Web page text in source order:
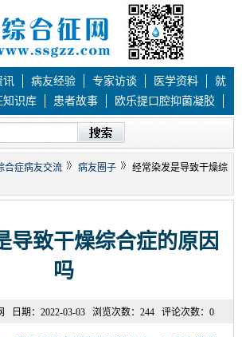
讯 病友经验 专家访谈 医学资料
就
知识库 患者故事 欧乐提口腔抑菌凝胶
合症病友交流 病友圈子
经常染发是导致干燥综
导致干燥综合症的原因
吗
日期： 2022-03-03 浏览次数： 244 评论次数： 0